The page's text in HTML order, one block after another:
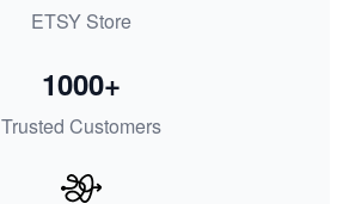
ETSY Store
Trusted Customers
1000+